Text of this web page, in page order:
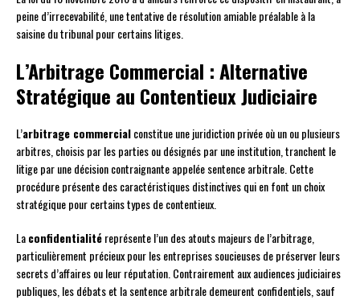
peine d’irrecevabilité, une tentative de résolution amiable préalable à la
saisine du tribunal pour certains litiges.
L’Arbitrage Commercial : Alternative
Stratégique au Contentieux Judiciaire
L’arbitrage commercialconstitue une juridiction privée où un ou plusieurs
arbitres, choisis par les parties ou désignés par une institution, tranchent le
litige par une décision contraignante appelée sentence arbitrale. Cette
procédure présente des caractéristiques distinctives qui en font un choix
stratégique pour certains types de contentieux.
Laconfidentialitéreprésente l’un des atouts majeurs de l’arbitrage,
particulièrement précieux pour les entreprises soucieuses de préserver leurs
secrets d’affaires ou leur réputation. Contrairement aux audiences judiciaires
publiques, les débats et la sentence arbitrale demeurent confidentiels, sauf